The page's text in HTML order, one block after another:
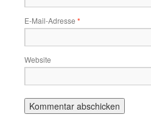
E-Mail-Adresse *
Website